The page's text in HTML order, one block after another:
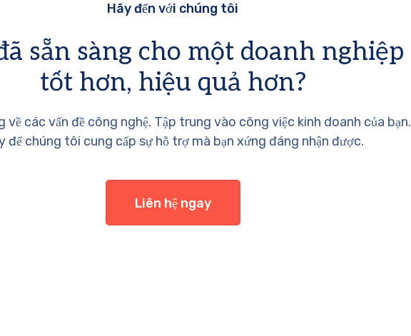
Hãy đến với chúng tôi
sẵn sàng cho một doanh nghiệp
tốt hơn, hiệu quả hơn?
về các vấn đề công nghệ. Tập trung vào công việc kinh doanh của bạn.
để chúng tôi cung cấp sự hỗ trợ mà bạn xứng đáng nhận được.
Liên hệ ngay